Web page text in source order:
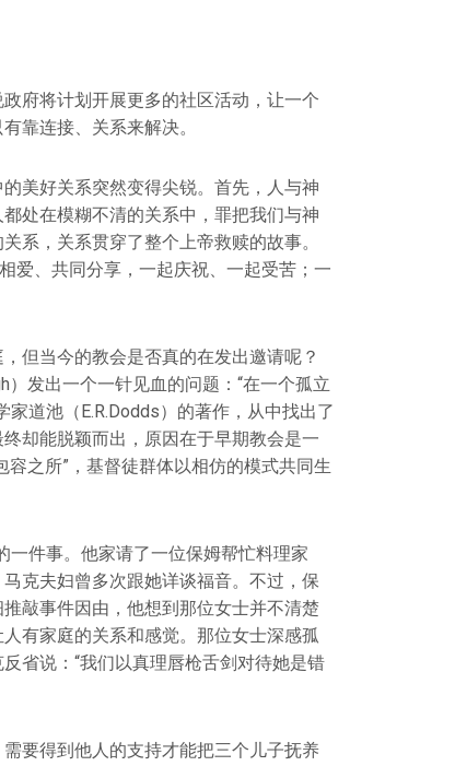
府将计划开展更多的社区活动，让一个
靠连接、关系来解决。
美好关系突然变得尖锐。首先，人与神
处在模糊不清的关系中，罪把我们与神
系，关系贯穿了整个上帝救赎的故事。
爱、共同分享，一起庆祝、一起受苦；一
但当今的教会是否真的在发出邀请呢？
）发出一个一针见血的问题：“在一个孤立
道池（E.R.Dodds）的著作，从中找出了
却能脱颖而出，原因在于早期教会是一
之所”，基督徒群体以相仿的模式共同生
一件事。他家请了一位保姆帮忙料理家
克夫妇曾多次跟她详谈福音。不过，保
敲事件因由，他想到那位女士并不清楚
有家庭的关系和感觉。那位女士深感孤
省说：“我们以真理唇枪舌剑对待她是错
要得到他人的支持才能把三个儿子抚养